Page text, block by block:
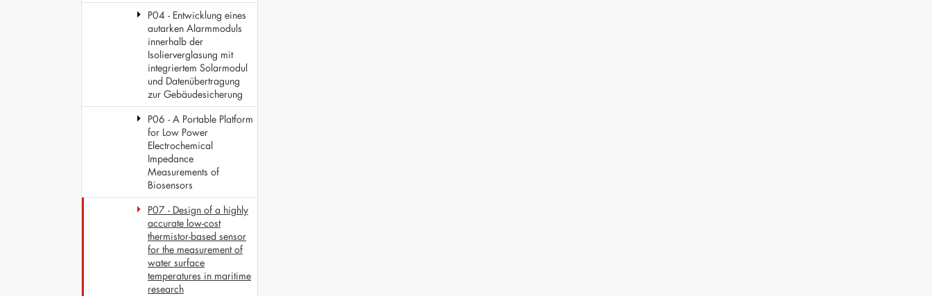
P04 - Entwicklung eines
autarken Alarmmoduls
innerhalb der
Isolierverglasung mit
integriertem Solarmodul
und Datenübertragung
zur Gebäudesicherung
P06 - A Portable Platform
for Low Power
Electrochemical
Impedance
Measurements of
Biosensors
P07 - Design of a highly
accurate low-cost
thermistor-based sensor
for the measurement of
water surface
temperatures in maritime
research